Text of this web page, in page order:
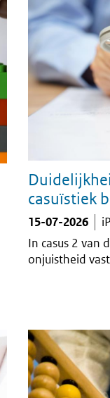
casuïstiek
15-07-2026
In casus 2 van
onjuistheid